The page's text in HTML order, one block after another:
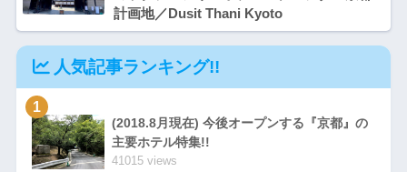
計画地／Dusit Thani Kyoto
人気記事ランキング!!
1
(2018.8月現在) 今後オープンする『京都』の
主要ホテル特集!!
41015 views